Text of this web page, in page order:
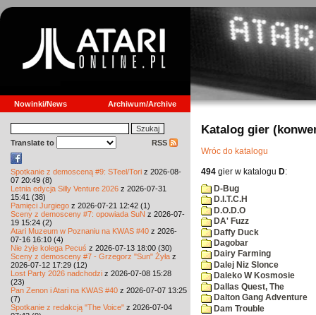
Nowinki/News Archiwum/Archive
Translate to RSS
Spotkanie z demosceną #9: STeel/Tori z 2026-08-
07 20:49 (8)
Letnia edycja Silly Venture 2026 z 2026-07-31
15:41 (38)
Pamięci Jurgiego z 2026-07-21 12:42 (1)
Sceny z demosceny #7: opowiada SuN z 2026-07-
19 15:24 (2)
Atari Muzeum w Poznaniu na KWAS #40 z 2026-
07-16 16:10 (4)
Nie żyje kolega Pecuś z 2026-07-13 18:00 (30)
Sceny z demosceny #7 - Grzegorz "Sun" Żyła z
2026-07-12 17:29 (12)
Lost Party 2026 nadchodzi z 2026-07-08 15:28
(23)
Pan Zenon i Atari na KWAS #40 z 2026-07-07 13:25
(7)
Spotkanie z redakcją "The Voice" z 2026-07-04
Katalog gier
Wróc do katalogu
494 gier w katalogu D:
D-Bug
D.I.T.C.H
D.O.D.O
DA' Fuzz
Daffy Duck
Dagobar
Dairy Farming
Dalej Niz Slonce
Daleko W Kosmosie
Dallas Quest, The
Dalton Gang Adventure
Dam Trouble